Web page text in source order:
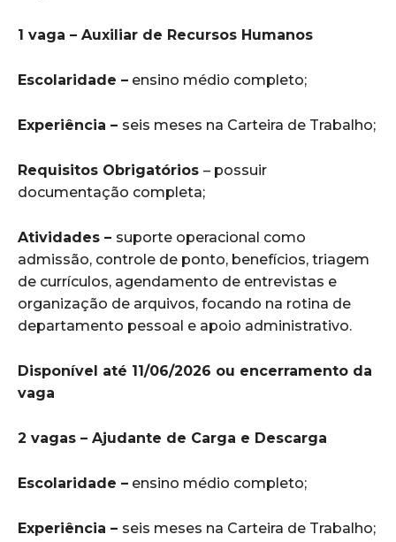
1 vaga – Auxiliar de Recursos Humanos
Escolaridade – ensino médio completo;
Experiência – seis meses na Carteira de Trabalho;
Requisitos Obrigatórios – possuir
documentação completa;
Atividades – suporte operacional como
admissão, controle de ponto, benefícios, triagem
de currículos, agendamento de entrevistas e
organização de arquivos, focando na rotina de
departamento pessoal e apoio administrativo.
Disponível até 11/06/2026 ou encerramento da
vaga
2 vagas – Ajudante de Carga e Descarga
Escolaridade – ensino médio completo;
Experiência – seis meses na Carteira de Trabalho;